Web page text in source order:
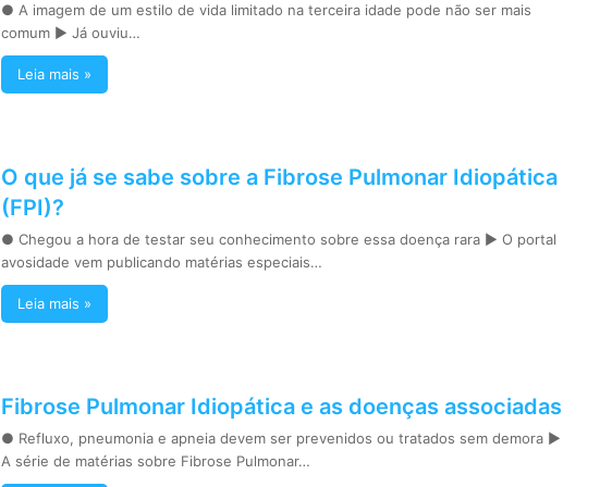
● A imagem de um estilo de vida limitado na terceira idade pode não ser mais
comum ► Já ouviu…
Leia mais »
O que já se sabe sobre a Fibrose Pulmonar Idiopática
(FPI)?
● Chegou a hora de testar seu conhecimento sobre essa doença rara ► O portal
avosidade vem publicando matérias especiais…
Leia mais »
Fibrose Pulmonar Idiopática e as doenças associadas
● Refluxo, pneumonia e apneia devem ser prevenidos ou tratados sem demora ►
A série de matérias sobre Fibrose Pulmonar…